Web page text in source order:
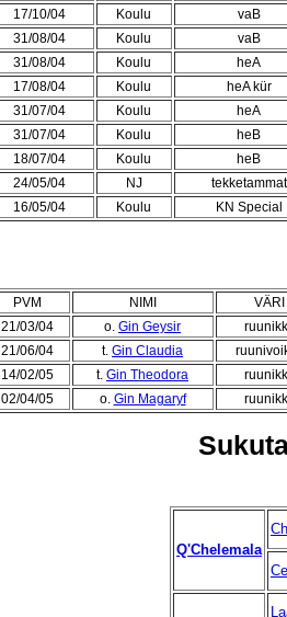
17/10/04
Koulu
vaB
31/08/04
Koulu
vaB
31/08/04
Koulu
heA
17/08/04
Koulu
heA kür
31/07/04
Koulu
heA
31/07/04
Koulu
heB
18/07/04
Koulu
heB
24/05/04
NJ
tekketammat
16/05/04
Koulu KN Special
PVM NIMI
VÄRI
21/03/04
o. Gin Geysir
21/06/04
t. Gin Claudia
14/02/05
t. Gin Theodora
02/04/05
o. Gin Magaryf
Q'Chelemala